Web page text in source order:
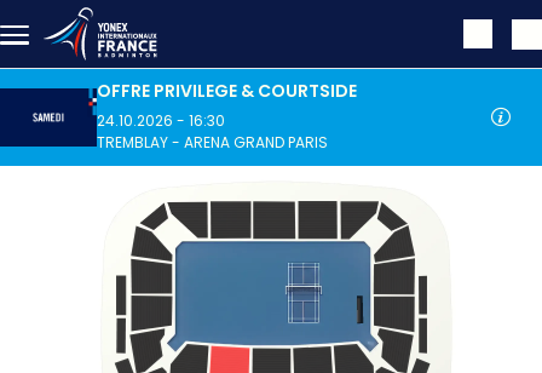
Aller au contenu principal
OFFRE PRIVILEGE & COURTSIDE
24.10.2026 - 16:30
TREMBLAY - ARENA GRAND PARIS